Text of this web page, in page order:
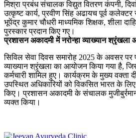
मिश्रा प्रबंध संचालक विद्युत वितरण कंपनी,
उत्कृष्ट कार्य, प्रवीण सिंह अढायच पूर्व कलेक्टर
भूपेंद्र कुमार चौधरी माध्यमिक शिक्षक, शीला
पुरस्कार प्रदान किए गए।
प्रशासन अकादमी में नरोन्हा व्याख्यान श्रृंखला
सिविल सेवा दिवस समारोह 2025 के अवसर पर
व्याख्यान श्रृंखला का आयोजन किया गया है,
कर्मचारी शामिल हुए। कार्यक्रम के मुख्य वक्ता
उपस्थित अधिकारियों को विकसित भारत के
किए। प्रशासन अकादमी के संचालक
व्यक्त किया।